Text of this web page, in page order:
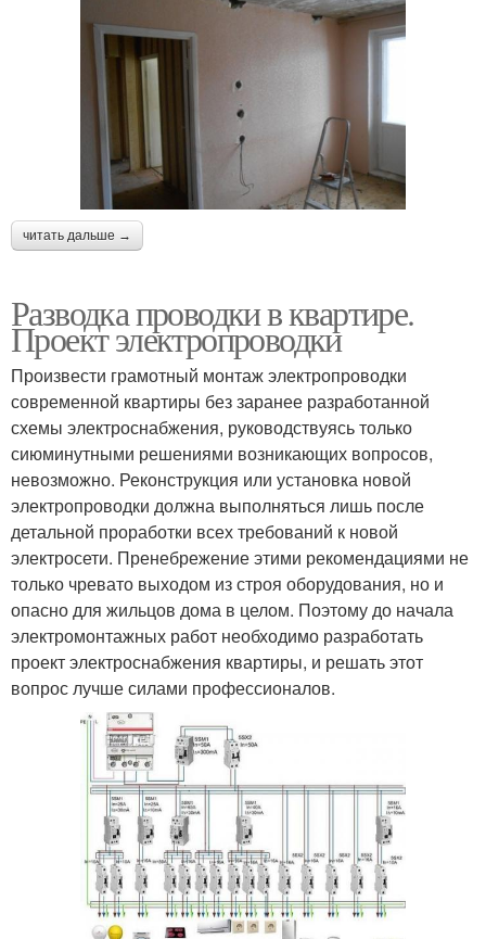
читать дальше →
Разводка проводки в квартире.
Проект электропроводки
Произвести грамотный монтаж электропроводки
современной квартиры без заранее разработанной
схемы электроснабжения, руководствуясь только
сиюминутными решениями возникающих вопросов,
невозможно. Реконструкция или установка новой
электропроводки должна выполняться лишь после
детальной проработки всех требований к новой
электросети. Пренебрежение этими рекомендациями не
только чревато выходом из строя оборудования, но и
опасно для жильцов дома в целом. Поэтому до начала
электромонтажных работ необходимо разработать
проект электроснабжения квартиры, и решать этот
вопрос лучше силами профессионалов.